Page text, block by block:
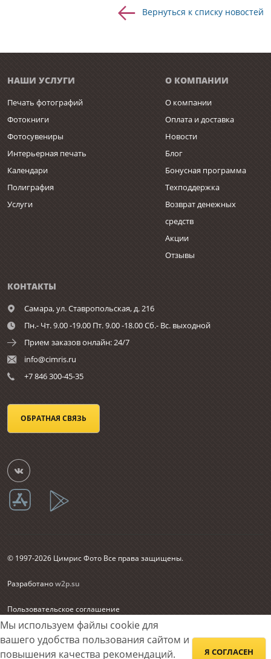
Вернуться к списку новостей
Мы используем файлы cookie для
вашего удобства пользования сайтом и
повышения качества рекомендаций.
Я СОГЛАСЕН
НАШИ УСЛУГИ
Печать фотографий
Фотокниги
Фотосувениры
Интерьерная печать
Календари
Полиграфия
Услуги
О КОМПАНИИ
О компании
Оплата и доставка
Новости
Блог
Бонусная программа
Техподдержка
Возврат денежных
средств
Акции
Отзывы
КОНТАКТЫ
Самара,ул. Ставропольская, д. 216
Пн.- Чт. 9.00 -19.00 Пт. 9.00 -18.00 Сб.- Вс. выходной
Прием заказов онлайн: 24/7
info@cimris.ru
+7 846 300-45-35
ОБРАТНАЯ СВЯЗЬ
© 1997-2026 Цимрис Фото Все права защищены.
Разработаноw2p.su
Пользовательское соглашение
Согласие на обработку персональных данных
Карта сайта
Принимаем к оплате